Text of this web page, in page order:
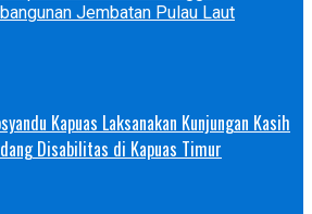
Jembatan Pulau Laut
Kapuas Laksanakan Kunjungan Kasih
Disabilitas di Kapuas Timur